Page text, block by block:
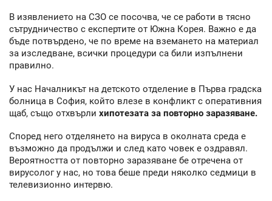
В изявлението на СЗО се посочва, че се работи в тясно
сътрудничество с експертите от Южна Корея. Важно е да
бъде потвърдено, че по време на вземането на материал
за изследване, всички процедури са били изпълнени
правилно.
У нас Началникът на детското отделение в Първа градска
болница в София, който влезе в конфликт с оперативния
щаб, също отхвърли хипотезата за повторно заразяване.
Според него отделянето на вируса в околната среда е
възможно да продължи и след като човек е оздравял.
Вероятността от повторно заразяване бе отречена от
вирусолог у нас, но това беше преди няколко седмици в
телевизионно интервю.